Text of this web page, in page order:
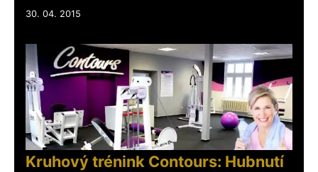
30. 04. 2015
Kruhový trénink Contours: Hubnutí